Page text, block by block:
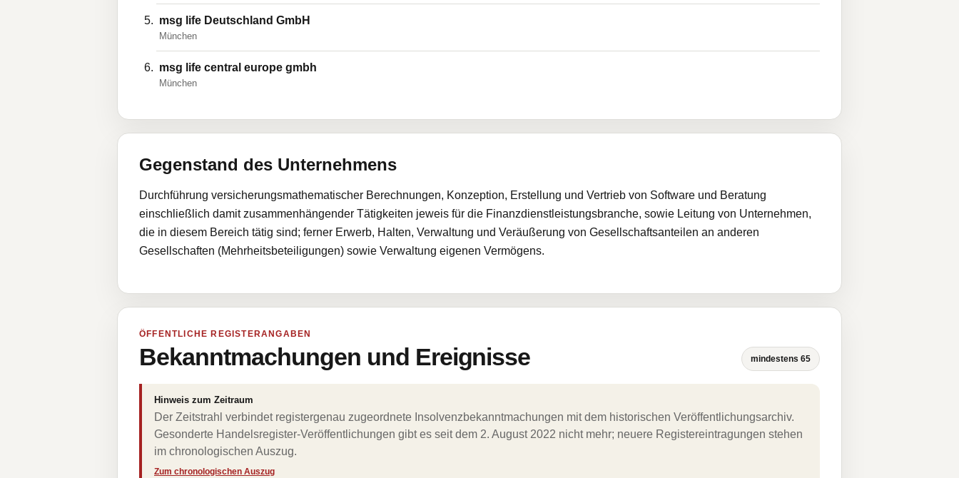
msg life Deutschland GmbH
München
msg life central europe gmbh
München
Gegenstand des Unternehmens
Durchführung versicherungsmathematischer Berechnungen, Konzeption, Erstellung und Vertrieb von Software und Beratung
einschließlich damit zusammenhängender Tätigkeiten jeweis für die Finanzdienstleistungsbranche, sowie Leitung von Unternehmen,
die in diesem Bereich tätig sind; ferner Erwerb, Halten, Verwaltung und Veräußerung von Gesellschaftsanteilen an anderen
Gesellschaften (Mehrheitsbeteiligungen) sowie Verwaltung eigenen Vermögens.
ÖFFENTLICHE REGISTERANGABEN
Bekanntmachungen und Ereignisse mindestens 65
Hinweis zum Zeitraum
Der Zeitstrahl verbindet registergenau zugeordnete Insolvenzbekanntmachungen mit dem historischen Veröffentlichungsarchiv.
Gesonderte Handelsregister-Veröffentlichungen gibt es seit dem 2. August 2022 nicht mehr; neuere Registereintragungen stehen
im chronologischen Auszug.
Zum chronologischen Auszug